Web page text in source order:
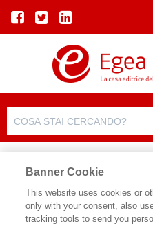
Banner Cookie
This website uses cookies or
only with your consent, also
tracking tools to send you